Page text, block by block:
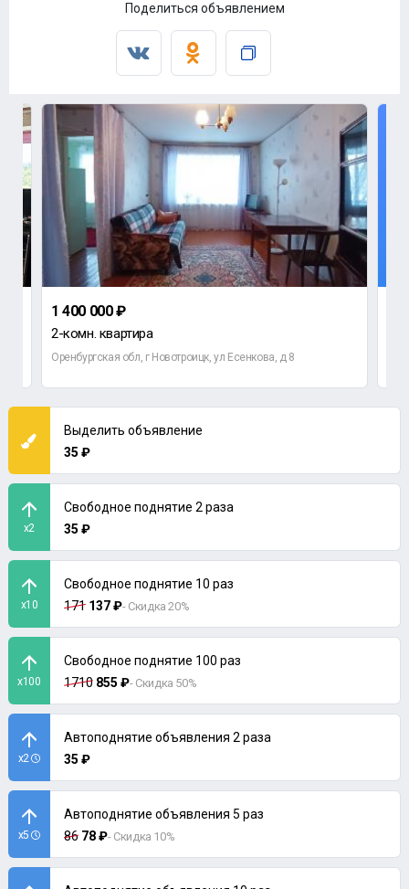
Поделиться объявлением
1 400 000 ₽
2-комн. квартира
Оренбургская обл, г Новотроицк, ул Есенкова, д 8
Выделить объявление
35 ₽
x2
Свободное поднятие 2 раза
35 ₽
x10
Свободное поднятие 10 раз
171 137 ₽- Скидка 20%
x100
Свободное поднятие 100 раз
1710 855 ₽- Скидка 50%
x2
Автоподнятие объявления 2 раза
35 ₽
x5
Автоподнятие объявления 5 раз
86 78 ₽- Скидка 10%